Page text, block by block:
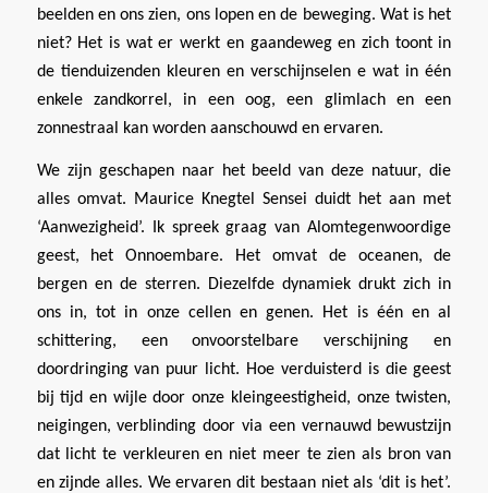
beelden en ons zien, ons lopen en de beweging. Wat is het
niet? Het is wat er werkt en gaandeweg en zich toont in
de tienduizenden kleuren en verschijnselen e wat in één
enkele zandkorrel, in een oog, een glimlach en een
zonnestraal kan worden aanschouwd en ervaren.
We zijn geschapen naar het beeld van deze natuur, die
alles omvat. Maurice Knegtel Sensei duidt het aan met
‘Aanwezigheid’. Ik spreek graag van Alomtegenwoordige
geest, het Onnoembare. Het omvat de oceanen, de
bergen en de sterren. Diezelfde dynamiek drukt zich in
ons in, tot in onze cellen en genen. Het is één en al
schittering, een onvoorstelbare verschijning en
doordringing van puur licht. Hoe verduisterd is die geest
bij tijd en wijle door onze kleingeestigheid, onze twisten,
neigingen, verblinding door via een vernauwd bewustzijn
dat licht te verkleuren en niet meer te zien als bron van
en zijnde alles. We ervaren dit bestaan niet als ‘dit is het’.